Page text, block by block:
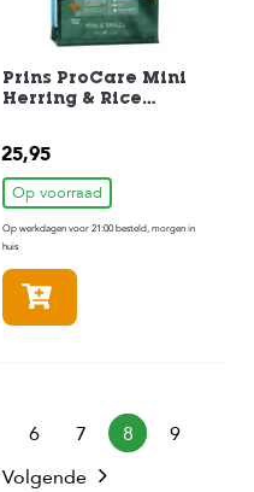
Prins ProCare Mini
Herring & Rice
25,95
Op voorraad
Op werkdagen voor 21:00 besteld, morgen in
huis
6 7 8
9
Volgende